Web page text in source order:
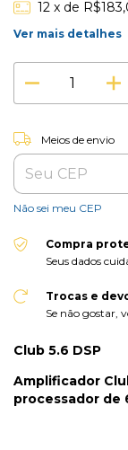
12 x de
Ver mais detalhes
Entregas para o CEP:
Meios de envio
Não sei meu CEP
Compra
Seus dados
Trocas e
Se não gostar,
Club 5.6 DSP
Amplificador
processador de